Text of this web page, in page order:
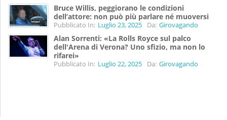
Bruce Willis, peggiorano le condizioni
dell’attore: non può più parlare né muoversi
Pubblicato In: Luglio 23, 2025 Da: Girovagando
Alan Sorrenti: «La Rolls Royce sul palco
dell'Arena di Verona? Uno sfizio, ma non lo
rifarei»
Pubblicato In: Luglio 22, 2025 Da: Girovagando